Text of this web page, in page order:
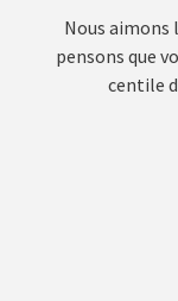
Nous aimons
pensons que
centile